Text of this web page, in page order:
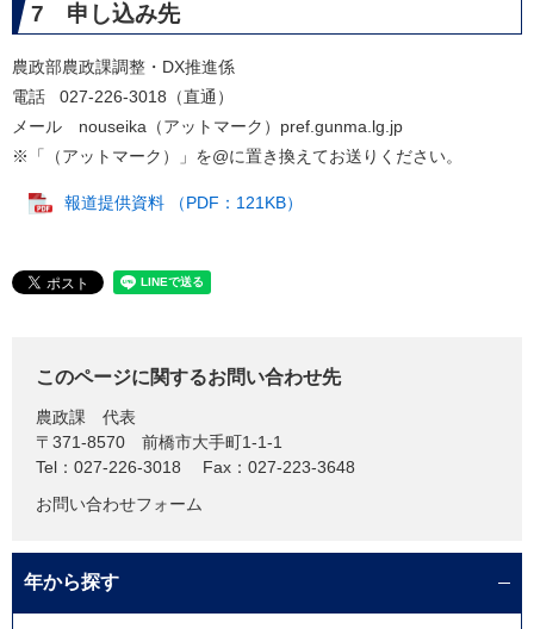
7 申し込み先
農政部農政課調整・DX推進係
電話 027-226-3018（直通）
メール nouseika（アットマーク）pref.gunma.lg.jp
※「（アットマーク）」を@に置き換えてお送りください。
報道提供資料 （PDF：121KB）
このページに関するお問い合わせ先
農政課
代表
〒371-8570
前橋市大手町1-1-1
Tel：027-226-3018
Fax：027-223-3648
お問い合わせフォーム
年から探す